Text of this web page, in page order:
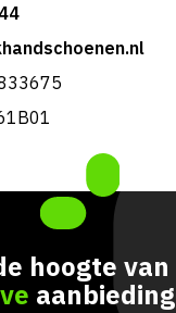
hoogte van